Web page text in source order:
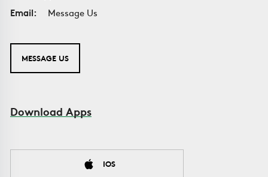
Email:
Message Us
MESSAGE US
Download Apps
IOS